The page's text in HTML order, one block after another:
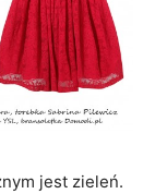
jest zieleń.